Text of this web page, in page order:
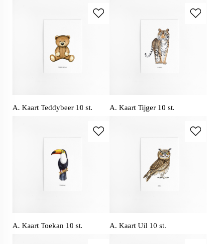
A. Kaart Teddybeer 10 st. A. Kaart Tijger 10 st.
A. Kaart Toekan 10 st. A. Kaart Uil 10 st.